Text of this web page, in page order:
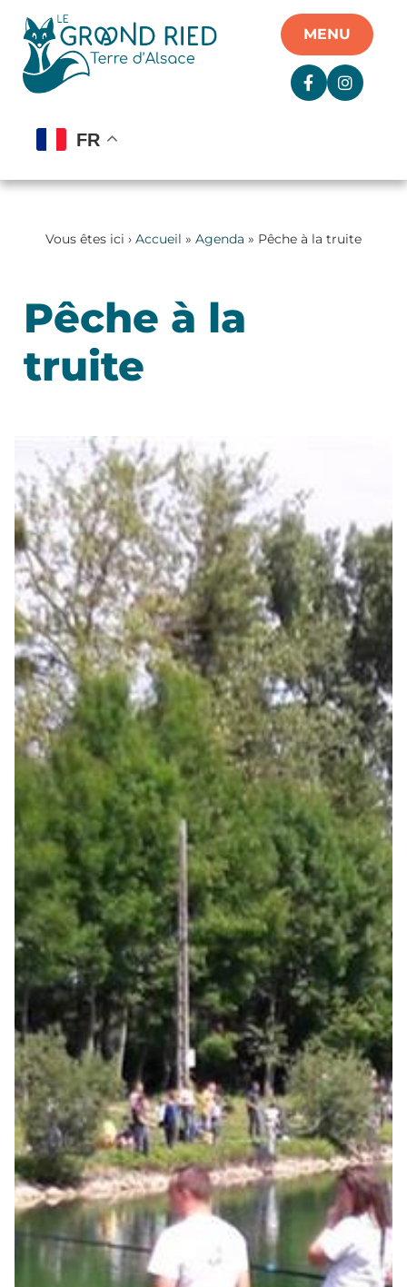
MENU
FR
Vous êtes ici › Accueil » Agenda » Pêche à la truite
Pêche à la
truite
Panneau de gestion des cookies